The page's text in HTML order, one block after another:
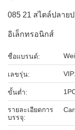
085 21 สไตล์ปลาย
อิเล็กทรอนิกส์
ชื่อแบรนด์:
เลขรุ่น:
ขั้นต่ำ:
รายละเอียดการ
บรรจุ: